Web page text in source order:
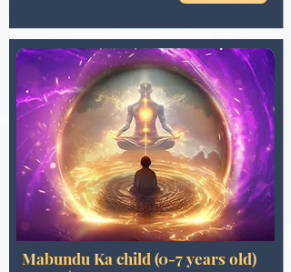
Mabundu Ka child (0-7 years old)